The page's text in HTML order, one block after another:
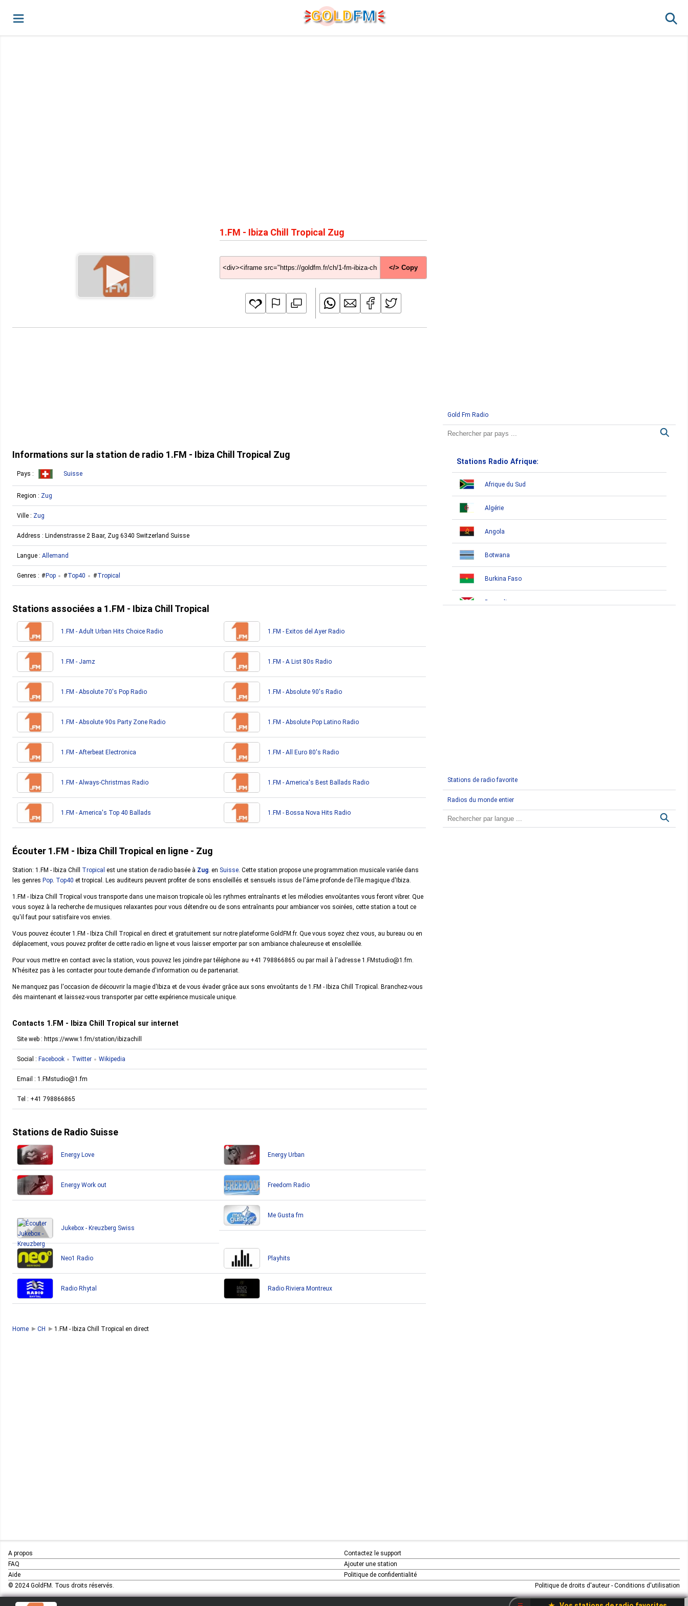
GOLDFM
1.FM - Ibiza Chill Tropical Zug
</> Copy
Informations sur la station de radio 1.FM - Ibiza Chill Tropical Zug
Pays : Suisse
Region : Zug
Ville : Zug
Address : Lindenstrasse 2 Baar, Zug 6340 Switzerland Suisse
Langue : Allemand
Genres : Pop Top40 Tropical
Stations associées a 1.FM - Ibiza Chill Tropical
1.FM - Adult Urban Hits Choice Radio 1.FM - Exitos del Ayer Radio
1.FM - Jamz 1.FM - A List 80s Radio
1.FM - Absolute 70's Pop Radio 1.FM - Absolute 90's Radio
1.FM - Absolute 90s Party Zone Radio 1.FM - Absolute Pop Latino Radio
1.FM - Afterbeat Electronica 1.FM - All Euro 80's Radio
1.FM - Always-Christmas Radio 1.FM - America's Best Ballads Radio
1.FM - America's Top 40 Ballads 1.FM - Bossa Nova Hits Radio
Écouter 1.FM - Ibiza Chill Tropical en ligne - Zug
Station: 1.FM - Ibiza Chill Tropical est une station de radio basée à Zug. en Suisse. Cette station propose une programmation musicale variée dans
les genres Pop. Top40 et tropical. Les auditeurs peuvent profiter de sons ensoleillés et sensuels issus de l'âme profonde de l'île magique d'Ibiza.
1.FM - Ibiza Chill Tropical vous transporte dans une maison tropicale où les rythmes entraînants et les mélodies envoûtantes vous feront vibrer. Que
vous soyez à la recherche de musiques relaxantes pour vous détendre ou de sons entraînants pour ambiancer vos soirées, cette station a tout ce
qu'il faut pour satisfaire vos envies.
Vous pouvez écouter 1.FM - Ibiza Chill Tropical en direct et gratuitement sur notre plateforme GoldFM.fr. Que vous soyez chez vous, au bureau ou en
déplacement, vous pouvez profiter de cette radio en ligne et vous laisser emporter par son ambiance chaleureuse et ensoleillée.
Pour vous mettre en contact avec la station, vous pouvez les joindre par téléphone au +41 798866865 ou par mail à l'adresse 1.FMstudio@1.fm.
N'hésitez pas à les contacter pour toute demande d'information ou de partenariat.
Ne manquez pas l'occasion de découvrir la magie d'Ibiza et de vous évader grâce aux sons envoûtants de 1.FM - Ibiza Chill Tropical. Branchez-vous
dès maintenant et laissez-vous transporter par cette expérience musicale unique.
Contacts 1.FM - Ibiza Chill Tropical sur internet
Site web : https://www.1.fm/station/ibizachill
Social : Facebook Twitter Wikipedia
Email : 1.FMstudio@1.fm
Tel : +41 798866865
Stations de Radio Suisse
Energy Love Energy Urban
Energy Work out Freedom Radio
Jukebox - Kreuzberg Swiss
Me Gusta fm
Neo1 Radio Playhits
Radio Rhytal Radio Riviera Montreux
Gold Fm Radio
Stations Radio Afrique:
Afrique du Sud
Algérie
Angola
Botwana
Burkina Faso
Burundi
Egypte
Swaziland
Stations de radio favorite
Radios du monde entier
Home CH 1.FM - Ibiza Chill Tropical en direct
A propos
FAQ
Aide
Contactez le support
Ajouter une station
Politique de confidentialité
© 2024 GoldFM. Tous droits réservés.
Politique de droits d'auteur - Conditions d'utilisation